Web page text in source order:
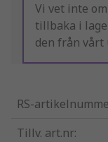
Vi vet inte
tillbaka i
den från vårt
RS-
Tillv. art.nr: